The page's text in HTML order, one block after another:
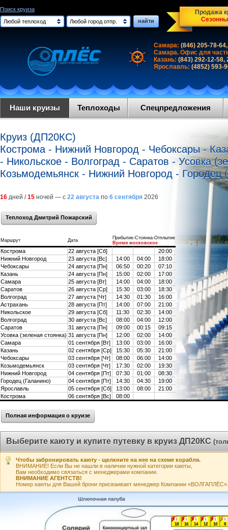
Поиск круиза
Любой теплоход
Любой город отпр. найти
Продажа
Самара: (846) 205-78-
Самара. Офис для
Казань: (843) 292-12-58,
Ярославль: (4852) 593-
Наши круизы Теплоходы Спецпредложения
Круиз (ДП20КС)
Кострома - Нижний Новгород - Чебоксары -
- Никольское - Волгоград - Саратов - Усовка
Козьмодемьянск - Нижний Новгород - Городец
16 дней /15 ночей — с 22 августа по 6 сентября 2026
Теплоход Дмитрий Пожарский
Маршрут Дата
Прибытие-Стоянка-Отплытие
Время московское
Кострома 22 августа [Сб]
20:00
Нижний Новгород
23 августа [Вс] 14:00 04:00
18:00
Чебоксары
24 августа [Пн] 06:50 00:20
07:10
Казань
24 августа [Пн] 15:00 02:00
17:00
Самара
25 августа [Вт] 14:00 04:00
18:00
Саратов
26 августа [Ср] 15:30 03:00
18:30
Волгоград
27 августа [Чт] 14:30 01:30
16:00
Астрахань
28 августа [Пт] 14:00 07:00
21:00
Никольское
29 августа [Сб] 11:30 02:30
14:00
Волгоград
30 августа [Вс] 08:00 04:00
12:00
Саратов
31 августа [Пн] 09:00 00:15
09:15
Усовка (зеленая стоянка) 31 августа [Пн] 12:00 02:00
14:00
Самара
01 сентября [Вт] 13:00 03:00
16:00
Казань
02 сентября [Ср] 15:30 05:30
21:00
Чебоксары
03 сентября [Чт] 08:00 06:00
14:00
Козьмодемьянск
03 сентября [Чт] 17:30 02:00
19:30
Нижний Новгород
04 сентября [Пт] 07:30 01:00
08:30
Городец (Галанино)
04 сентября [Пт] 14:30 04:30
19:00
Ярославль
05 сентября [Сб] 13:00 08:00
21:00
Кострома
06 сентября [Вс] 08:00
Полная информация о круизе
Выберите каюту и купите путевку в круиз ДП20КС
Чтобы забронировать каюту - щелкните на нее на схеме корабля.
ВНИМАНИЕ! Если Вы не нашли в наличии нужной категории каюты,
Вам необходимо связаться с менеджерами компании.
ВНИМАНИЕ АГЕНТСТВ!
Номер каюты для Вашей брони присваивает менеджер Компании «ВОЛГАПЛЁС».
1
10
1
12
1
14
1
16
1
18
1
8